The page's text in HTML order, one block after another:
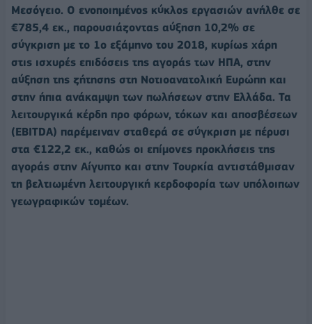
Μεσόγειο. Ο ενοποιημένος κύκλος εργασιών ανήλθε σε
€785,4 εκ., παρουσιάζοντας αύξηση 10,2% σε
σύγκριση με το 1ο εξάμηνο του 2018, κυρίως χάρη
στις ισχυρές επιδόσεις της αγοράς των ΗΠΑ, στην
αύξηση της ζήτησης στη Νοτιοανατολική Ευρώπη και
στην ήπια ανάκαμψη των πωλήσεων στην Ελλάδα. Τα
λειτουργικά κέρδη προ φόρων, τόκων και αποσβέσεων
(EBITDA) παρέμειναν σταθερά σε σύγκριση με πέρυσι
στα €122,2 εκ., καθώς οι επίμονες προκλήσεις της
αγοράς στην Αίγυπτο και στην Τουρκία αντιστάθμισαν
τη βελτιωμένη λειτουργική κερδοφορία των υπόλοιπων
γεωγραφικών τομέων.